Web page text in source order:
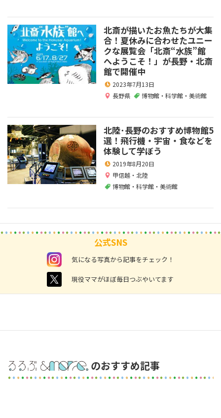
北斎が描いたお魚たちが大集
合！夏休みに合わせたユニー
クな展覧会「北斎“水族”館
へようこそ！」が長野・北斎
館で開催中
2023年7月13日
長野県
博物館・科学館・美術館
北陸･長野のおすすめ博物館5
選！飛行機・宇宙・食などを
体験して学ぼう
2019年8月20日
甲信越・北陸
博物館・科学館・美術館
公式SNS
instagram 気になる写真から記事をチェック！
twitter 現役ママがほぼ毎日つぶやいてます
のおすすめ記事